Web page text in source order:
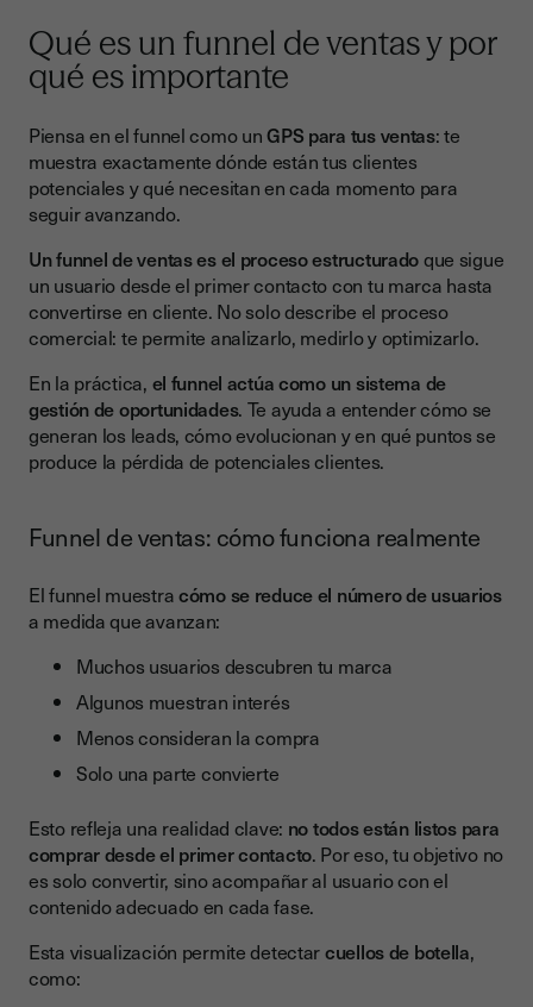
1. Segmentación inteligente
2. Personalización dinámica
3. Automatización estratégica del funnel
4. Optimización continua mediante testing
Herramientas para automatizar un funnel de ventas B2B
Categorías clave de herramientas
Errores comunes al construir un funnel de ventas (y cómo
evitarlos)
2. No crear contenido para todas las fases
3. Falta de alineación entre marketing y ventas
5. Ignorar la experiencia del usuario
española
Contexto de la empresa
Implementación del funnel optimizado
TOFU: Atracción
Resultados finales tras 12 meses
El papel de Youtrust en la optimización de tu funnel
Integración en cada fase del funnel
Qué es un funnel de ventas y por
qué es importante
Piensa en el funnel como unGPS para tus ventas: te
muestra exactamente dónde están tus clientes
potenciales y qué necesitan en cada momento para
seguir avanzando.
Un funnel de ventas es el proceso estructuradoque sigue
un usuario desde el primer contacto con tu marca hasta
convertirse en cliente. No solo describe el proceso
comercial: te permite analizarlo, medirlo y optimizarlo.
En la práctica, el funnel actúa como un sistema de
gestión de oportunidades. Te ayuda a entender cómo se
generan los leads, cómo evolucionan y en qué puntos se
produce la pérdida de potenciales clientes.
Funnel de ventas: cómo funciona realmente
El funnel muestracómo se reduce el número de usuarios
a medida que avanzan:
Muchos usuarios descubren tu marca
Algunos muestran interés
Menos consideran la compra
Solo una parte convierte
Esto refleja una realidad clave: no todos están listos para
comprar desde el primer contacto. Por eso, tu objetivo no
es solo convertir, sino acompañar al usuario con el
contenido adecuado en cada fase.
Esta visualización permite detectarcuellos de botella,
como: